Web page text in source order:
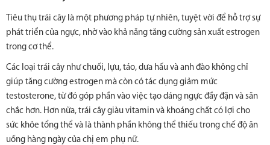
Tiêu thụ trái cây là một phương pháp tự nhiên, tuyệt vời để hỗ trợ sự
phát triển của ngực, nhờ vào khả năng tăng cường sản xuất estrogen
trong cơ thể.
Các loại trái cây như chuối, lựu, táo, dưa hấu và anh đào không chỉ
giúp tăng cường estrogen mà còn có tác dụng giảm mức
testosterone, từ đó góp phần vào việc tạo dáng ngực đầy đặn và săn
chắc hơn. Hơn nữa, trái cây giàu vitamin và khoáng chất có lợi cho
sức khỏe tổng thể và là thành phần không thể thiếu trong chế độ ăn
uống hàng ngày của chị em phụ nữ.